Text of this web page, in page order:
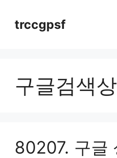
contenttrccgpsf
구글검색
80207. 구글